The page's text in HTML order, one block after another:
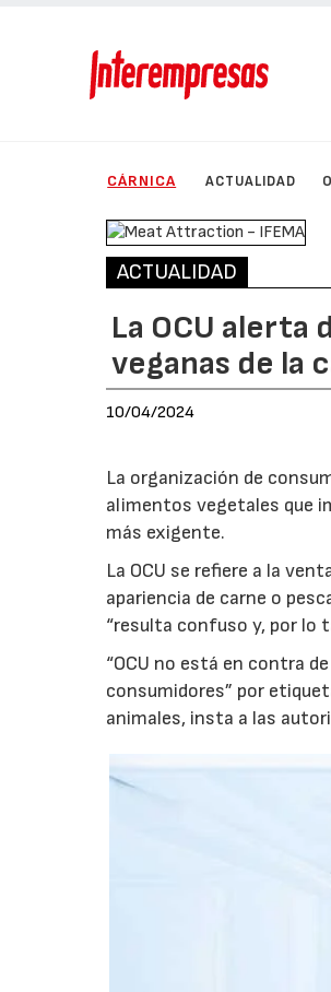
CÁRNICA ACTUALIDAD
ACTUALIDAD
La OCU
veganas de la
10/04/2024
La organización de
alimentos vegetales que
más exigente.
La OCU se refiere a la
apariencia de carne o
“resulta confuso y, por lo
“OCU no está en contra
consumidores” por
animales, insta a las